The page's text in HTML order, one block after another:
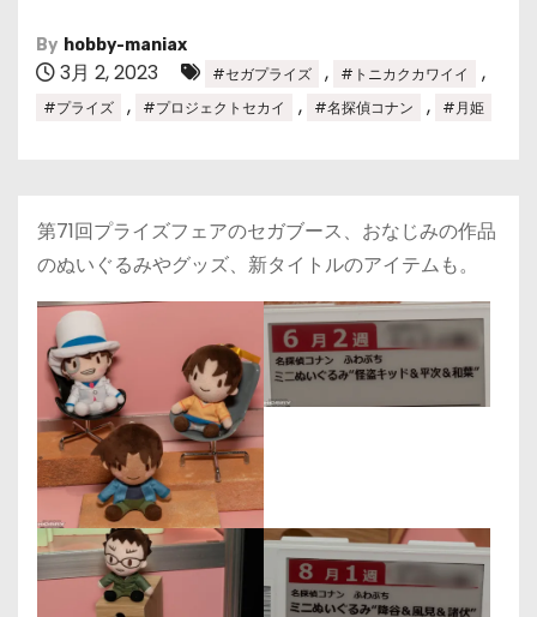
By hobby-maniax
3月 2, 2023 #セガプライズ , #トニカクカワイイ ,
#プライズ , #プロジェクトセカイ , #名探偵コナン , #月姫
第71回プライズフェアのセガブース、おなじみの作品
のぬいぐるみやグッズ、新タイトルのアイテムも。